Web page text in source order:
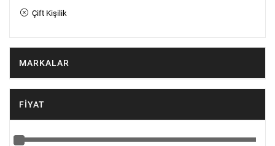
Çift Kişilik
MARKALAR
FIYAT